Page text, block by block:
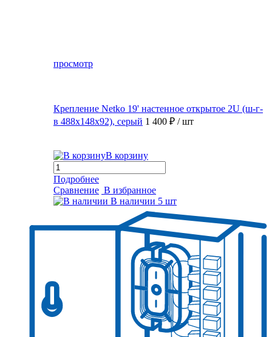
просмотр
Крепление Netko 19' настенное открытое 2U (ш-г-
в 488х148х92), серый 1 400 ₽ / шт
В корзину
Подробнее
Сравнение В избранное
В наличии 5 шт